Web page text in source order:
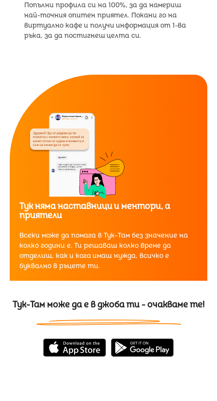
Попълни профила си на 100%, за да намериш
най-точния опитен приятел. Покани го на
виртуално кафе и получи информация от 1-ва
ръка, за да постигнеш целта си.
Тук няма наставници и ментори, а
приятели
Всеки може да помага в Тук-Там без значение на
колко години е. Ти решаваш колко време да
отделиш, как и кога имаш нужда, всичко е
буквално в ръцете ти.
Тук-Там може да е в джоба ти - очакваме те!